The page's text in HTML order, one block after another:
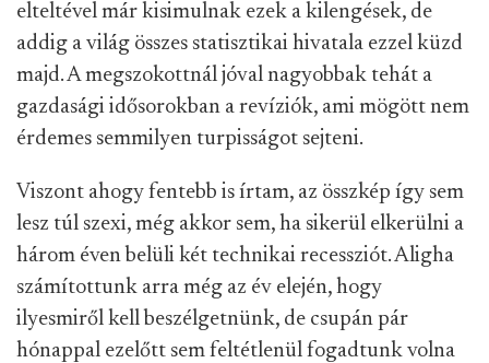
elteltével már kisimulnak ezek a kilengések, de
addig a világ összes statisztikai hivatala ezzel küzd
majd. A megszokottnál jóval nagyobbak tehát a
gazdasági idősorokban a revíziók, ami mögött nem
érdemes semmilyen turpisságot sejteni.
Viszont ahogy fentebb is írtam, az összkép így sem
lesz túl szexi, még akkor sem, ha sikerül elkerülni a
három éven belüli két technikai recessziót. Aligha
számítottunk arra még az év elején, hogy
ilyesmiről kell beszélgetnünk, de csupán pár
hónappal ezelőtt sem feltétlenül fogadtunk volna